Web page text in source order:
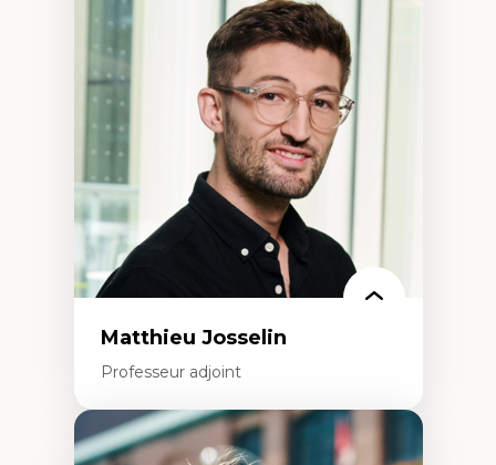
Neuropsychiatrie et neurosciences
Direction d'essais cliniques
Analyse des politiques et pratiques en santé
mentale
Développement de protocoles d'essais
cliniques
Collaboration interfonctionnelle
Leadership en recherche clinique
Développement de cadres politiques
Collaboration avec des entreprises
pharmaceutiques
Rédaction de publications et de rapports
politiques
Enseignement et mentorat
Matthieu Josselin
Professeur adjoint
Expertises